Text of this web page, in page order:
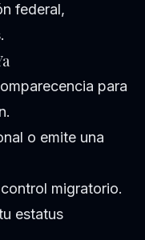
federal,
para
o emite una
migratorio.
estatus